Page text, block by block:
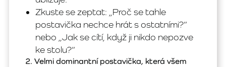
Zkuste se zeptat: „Proč se tahle
postavička nechce hrát s ostatními?“
nebo „Jak se cítí, když ji nikdo nepozve
ke stolu?“
2. Velmi dominantní postavička, která všem